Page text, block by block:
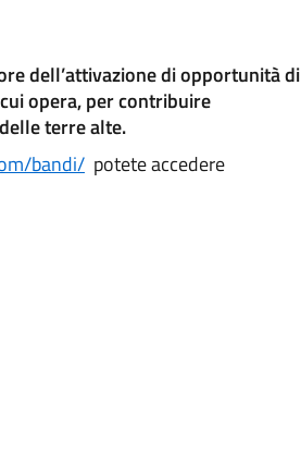
dell’attivazione di opportunità di
opera, per contribuire
terre alte.
bandi/potete accedere